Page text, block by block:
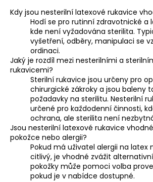
Kdy jsou nesterilní latexové rukavice
Hodí se pro rutinní zdravotnické a
kde není vyžadována sterilita.
vyšetření, odběry, manipulaci se
ordinaci.
Jaký je rozdíl mezi nesterilními a
rukavicemi?
Sterilní rukavice jsou určeny pro
chirurgické zákroky a jsou baleny
požadavky na sterilitu. Nesterilní
určené pro každodenní činnosti,
ochrana, ale sterilita není
Jsou nesterilní latexové rukavice
pokožce nebo alergii?
Pokud má uživatel alergii na latex
citlivý, je vhodné zvážit
pokožky může pomoci volba
pokud je v nabídce dostupné.